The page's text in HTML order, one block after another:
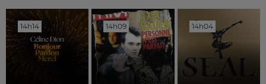
14h14
14h14 14h09
14h09 14h04
14h04